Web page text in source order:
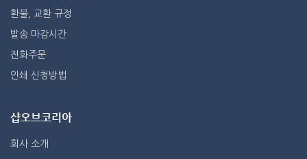
환불, 교환 규정
발송 마감시간
전화주문
인쇄 신청방법
샵오브코리아
회사 소개